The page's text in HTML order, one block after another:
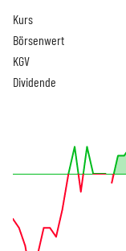
Kurs
Börsenwert
KGV
Dividende